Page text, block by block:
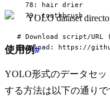
  78: hair drier
  79: toothbrush
# Download script/
download: https://
使用例#
YOLO形式のデータセ
する方法は以下の通りで